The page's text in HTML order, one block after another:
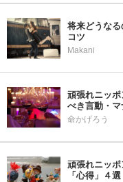
将来どうな
コツ
Makani
頑張れニッ
べき言動・マ
命かげろう
頑張れニッ
「心得」４選